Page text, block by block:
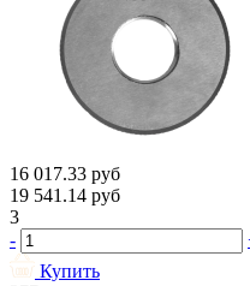
16 017.33 руб
19 541.14 руб
3
-
Купить